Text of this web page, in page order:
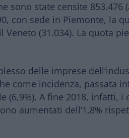
sono state censite 853.476
con sede in Piemonte, la
Veneto (31.034). La quota
delle imprese
come incidenza, passata
(6,9%). A fine 2018, infatti, i
aumentati dell’1,8%